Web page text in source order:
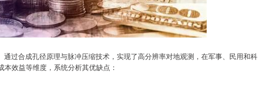
过合成孔径原理与脉冲压缩技术，实现了高分辨率对地观测，在军事、民用和科
效益等维度，系统分析其优缺点：